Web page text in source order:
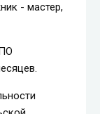
- мастер,